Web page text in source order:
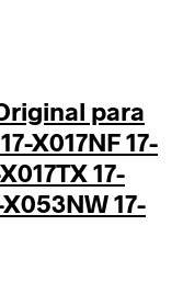
para
X017NF 17-
17-
17-